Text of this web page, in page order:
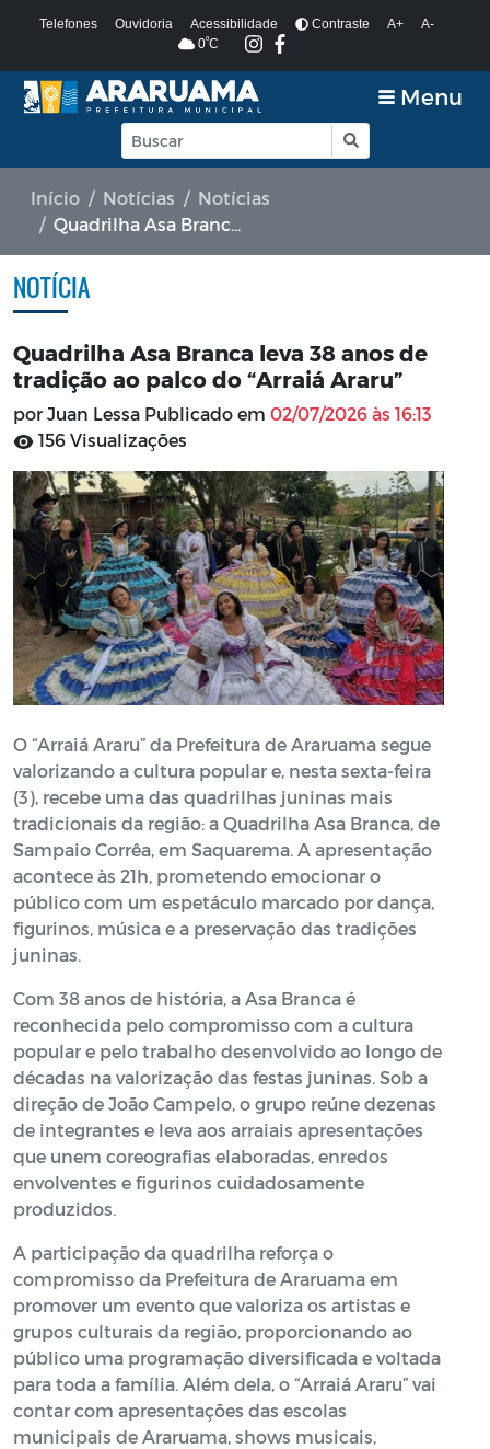
Telefones Ouvidoria Acessibilidade Contraste A+
A-
0ºC
Menu
Início Notícias
Notícias
Quadrilha Asa Branca leva 38 anos de tradição ao palco do “Arraiá Araru”
NOTÍCIA
Quadrilha Asa Branca leva 38 anos de
tradição ao palco do “Arraiá Araru”
por Juan Lessa Publicado em 02/07/2026 às 16:13
156 Visualizações
O “Arraiá Araru” da Prefeitura de Araruama segue
valorizando a cultura popular e, nesta sexta-feira
(3), recebe uma das quadrilhas juninas mais
tradicionais da região: a Quadrilha Asa Branca, de
Sampaio Corrêa, em Saquarema. A apresentação
acontece às 21h, prometendo emocionar o
público com um espetáculo marcado por dança,
figurinos, música e a preservação das tradições
juninas.
Com 38 anos de história, a Asa Branca é
reconhecida pelo compromisso com a cultura
popular e pelo trabalho desenvolvido ao longo de
décadas na valorização das festas juninas. Sob a
direção de João Campelo, o grupo reúne dezenas
de integrantes e leva aos arraiais apresentações
que unem coreografias elaboradas, enredos
envolventes e figurinos cuidadosamente
produzidos.
A participação da quadrilha reforça o
compromisso da Prefeitura de Araruama em
promover um evento que valoriza os artistas e
grupos culturais da região, proporcionando ao
público uma programação diversificada e voltada
para toda a família. Além dela, o “Arraiá Araru” vai
contar com apresentações das escolas
municipais de Araruama, shows musicais,